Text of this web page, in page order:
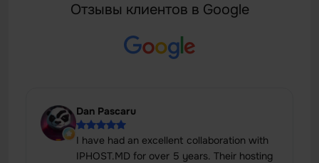
Отзывы клиентов в Google
Dan Pascaru
I have had an excellent collaboration with
IPHOST.MD for over 5 years. Their hosting